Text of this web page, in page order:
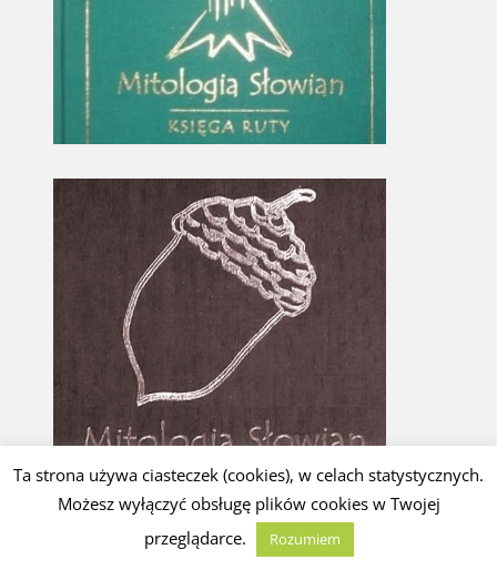
Ta strona używa ciasteczek (cookies), w celach statystycznych.
Możesz wyłączyć obsługę plików cookies w Twojej
przeglądarce.
Rozumiem